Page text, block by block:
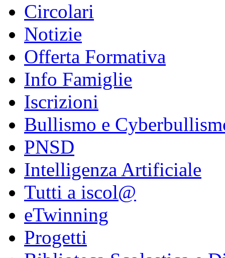
Circolari
Notizie
Offerta Formativa
Info Famiglie
Iscrizioni
Bullismo e
PNSD
Intelligenza Artificiale
Tutti a iscol@
eTwinning
Progetti